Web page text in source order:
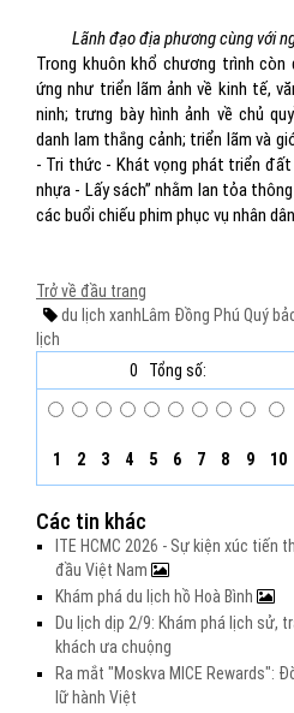
Lãnh đạo địa phương cùng với
Trong khuôn khổ chương trình
ứng như triển lãm ảnh về kinh tế,
ninh; trưng bày hình ảnh về chủ
danh lam thắng cảnh; triển lãm và
- Tri thức - Khát vọng phát triển
nhựa - Lấy sách” nhằm lan tỏa
các buổi chiếu phim phục vụ nhân
Trở về đầu trang
du lịch xanh Lâm Đồng Phú Quý
lịch
0
Tổng số:
1 2 3 4 5 6 7 8 9 10
Các tin khác
ITE HCMC 2026 - Sự kiện xúc tiến
đầu Việt Nam
Khám phá du lịch hồ Hoà Bình
Du lịch dịp 2/9: Khám phá lịch sử,
khách ưa chuộng
Ra mắt "Moskva MICE Rewards":
lữ hành Việt